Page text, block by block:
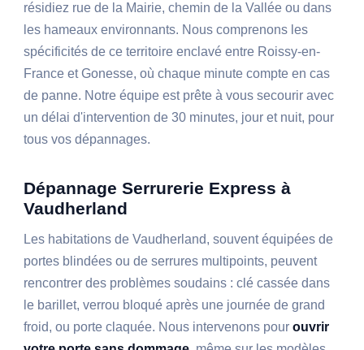
résidiez rue de la Mairie, chemin de la Vallée ou dans
les hameaux environnants. Nous comprenons les
spécificités de ce territoire enclavé entre Roissy-en-
France et Gonesse, où chaque minute compte en cas
de panne. Notre équipe est prête à vous secourir avec
un délai d'intervention de 30 minutes, jour et nuit, pour
tous vos dépannages.
Dépannage Serrurerie Express à
Vaudherland
Les habitations de Vaudherland, souvent équipées de
portes blindées ou de serrures multipoints, peuvent
rencontrer des problèmes soudains : clé cassée dans
le barillet, verrou bloqué après une journée de grand
froid, ou porte claquée. Nous intervenons pourouvrir